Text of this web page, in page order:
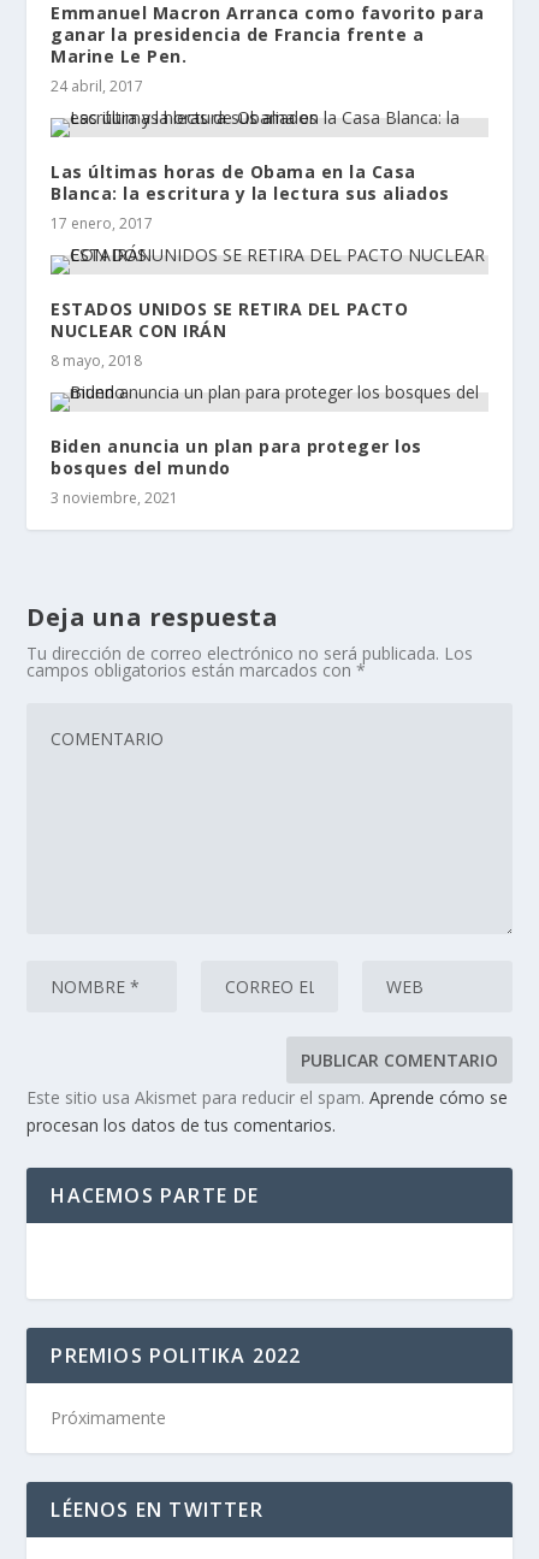
Emmanuel Macron Arranca como favorito para
ganar la presidencia de Francia frente a
Marine Le Pen.
24 abril, 2017
Las últimas horas de Obama en la Casa
Blanca: la escritura y la lectura sus aliados
17 enero, 2017
ESTADOS UNIDOS SE RETIRA DEL PACTO
NUCLEAR CON IRÁN
8 mayo, 2018
Biden anuncia un plan para proteger los
bosques del mundo
3 noviembre, 2021
Deja una respuesta
Tu dirección de correo electrónico no será publicada. Los
campos obligatorios están marcados con*
Este sitio usa Akismet para reducir el spam.Aprende cómo se
procesan los datos de tus comentarios.
HACEMOS PARTE DE
PREMIOS POLITIKA 2022
Próximamente
LÉENOS EN TWITTER